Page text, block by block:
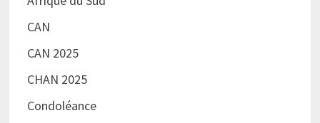
CAN
CAN 2025
CHAN 2025
Condoléance